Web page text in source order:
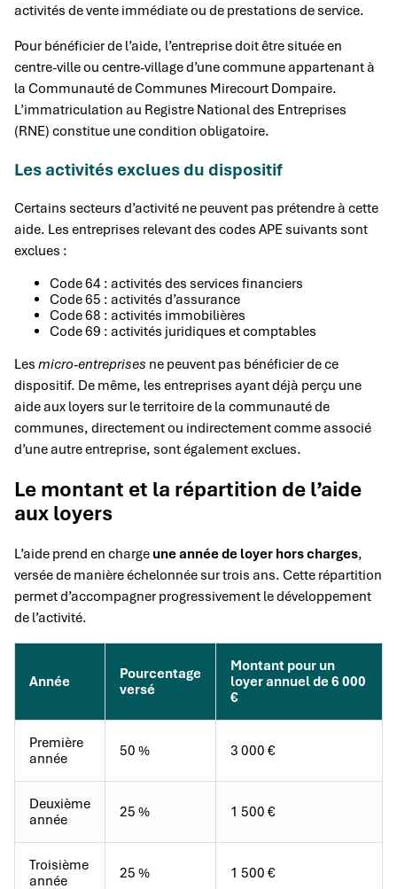
activités de vente immédiate ou de prestations de service.
Pour bénéficier de l’aide, l’entreprise doit être située en
centre-ville ou centre-village d’une commune appartenant à
la Communauté de Communes Mirecourt Dompaire.
L’immatriculation au Registre National des Entreprises
(RNE) constitue une condition obligatoire.
Les activités exclues du dispositif
Certains secteurs d’activité ne peuvent pas prétendre à cette
aide. Les entreprises relevant des codes APE suivants sont
exclues :
Code 64 : activités des services financiers
Code 65 : activités d’assurance
Code 68 : activités immobilières
Code 69 : activités juridiques et comptables
Les micro-entreprises ne peuvent pas bénéficier de ce
dispositif. De même, les entreprises ayant déjà perçu une
aide aux loyers sur le territoire de la communauté de
communes, directement ou indirectement comme associé
d’une autre entreprise, sont également exclues.
Le montant et la répartition de l’aide
aux loyers
L’aide prend en charge une année de loyer hors charges,
versée de manière échelonnée sur trois ans. Cette répartition
permet d’accompagner progressivement le développement
de l’activité.
Année
Pourcentage
versé
Montant pour un
loyer annuel de 6 000
€
Première
année
50 % 3 000 €
Deuxième
année
25 % 1 500 €
Troisième
année
25 % 1 500 €